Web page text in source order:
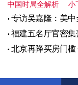
中国时局全解析 小
专访吴嘉隆：美
福建五名厅官密
北京再降买房门